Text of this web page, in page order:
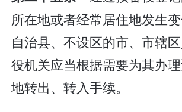
所在地或者经常居住地发生变
自治县、不设区的市、市辖
役机关应当根据需要为其办
地转出、转入手续。